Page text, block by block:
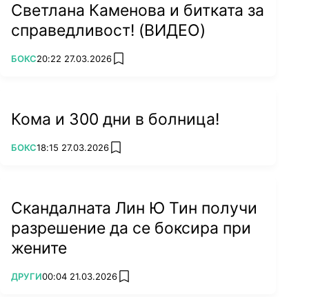
Светлана Каменова и битката за
справедливост! (ВИДЕО)
ПОВЕЧЕ ОТ
БОКС20:22 27.03.2026 add favorites
Кома и 300 дни в болница!
ПОВЕЧЕ ОТ
БОКС18:15 27.03.2026 add favorites
Скандалната Лин Ю Тин получи
разрешение да се боксира при
жените
ПОВЕЧЕ ОТ
ДРУГИ00:04 21.03.2026 add favorites